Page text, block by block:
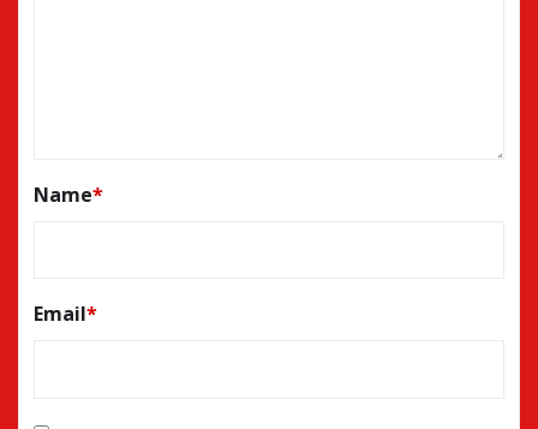
Name*
Email*